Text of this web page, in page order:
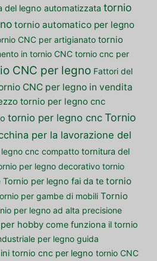
del legno automatizzata tornio
tornio automatico per legno
CNC per artigianato tornio
in tornio CNC tornio cnc per
CNC per legno Fattori del
CNC per legno in vendita
tornio per legno cnc
tornio per legno cnc Tornio
per la lavorazione del
cnc compatto tornitura del
per legno decorativo tornio
Tornio per legno fai da te tornio
per gambe di mobili Tornio
per legno ad alta precisione
hobby come funziona il tornio
per legno guida
tornio cnc per legno tornio CNC